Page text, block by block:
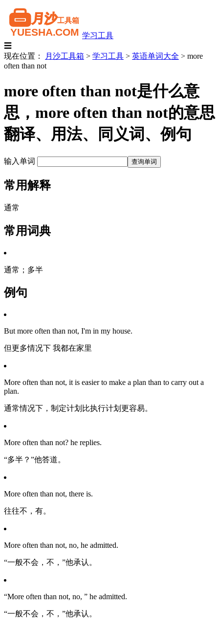
学习工具
☰
现在位置：
月沙工具箱 > 学习工具 > 英语单词大全 > more
often than not
more often than not是什么意
思，more often than not的意思
翻译、用法、同义词、例句
输入单词
常用解释
通常
常用词典
通常；多半
例句
But more often than not, I'm in my house.
但更多情况下 我都在家里
More often than not, it is easier to make a plan than to carry out a
plan.
通常情况下，制定计划比执行计划更容易。
More often than not? he replies.
“多半？”他答道。
More often than not, there is.
往往不，有。
More often than not, no, he admitted.
“一般不会，不，”他承认。
“More often than not, no, ” he admitted.
“一般不会，不，”他承认。